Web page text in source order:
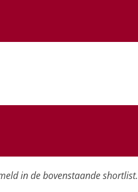
in de bovenstaande shortlist.